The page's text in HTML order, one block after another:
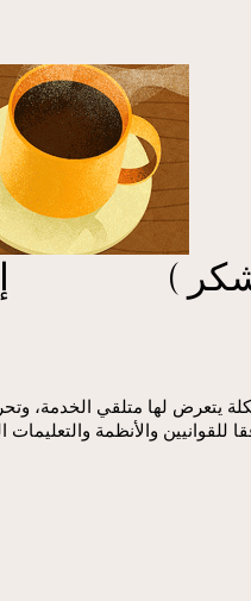
) إعداد
يتعرض لها متلقي الخدمة،
والأنظمة والتعليمات